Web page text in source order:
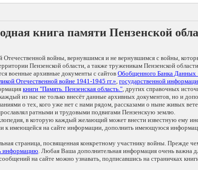
книга памяти Пензенской
Отечественной войны, вернувшимся и не вернувшимся с войны,
Пензенской области, а также труженикам Пензенской
военные архивные документы с сайтов Обобщенного Банка
Отечественной войне 1941-1945 гг.», государственной
книги "Память. Пензенская область.", других справочных
из нас не только внесёт данные архивных документов, но и
о тех, кого уже нет с нами рядом, рассказами о ныне живых
ратными и трудовыми подвигами Пензенскую землю.
в которую каждый желающий может внести известную ему
к имеющейся на сайте информации, дополнить имеющуюся
страница, посвященная конкретному участнику войны. Прежде
информацию. Любая Ваша дополнительная информация очень важна
на сайте можно узнавать, подписавшись на страничках